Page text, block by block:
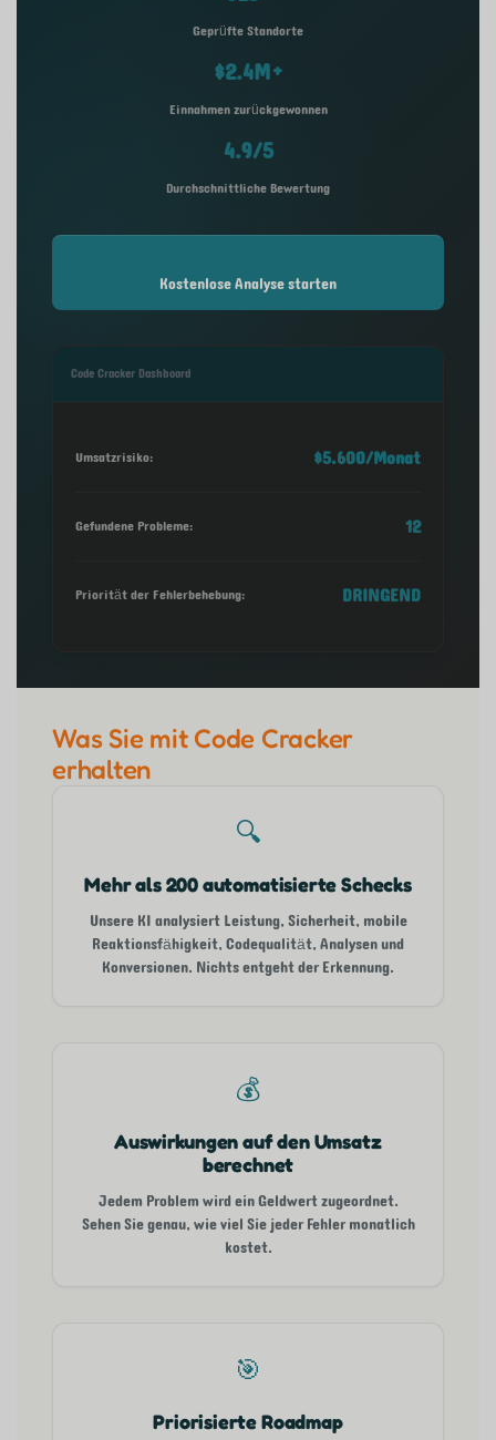
Geprüfte Standorte
$2.4M+
Einnahmen zurückgewonnen
4.9/5
Durchschnittliche Bewertung
Kostenlose Analyse starten
Code Cracker Dashboard
Umsatzrisiko: $5.600/Monat
Gefundene Probleme: 12
Priorität der Fehlerbehebung: DRINGEND
Was Sie mit Code Cracker
erhalten
🔍
Mehr als 200 automatisierte Schecks
Unsere KI analysiert Leistung, Sicherheit, mobile
Reaktionsfähigkeit, Codequalität, Analysen und
Konversionen. Nichts entgeht der Erkennung.
💰
Auswirkungen auf den Umsatz
berechnet
Jedem Problem wird ein Geldwert zugeordnet.
Sehen Sie genau, wie viel Sie jeder Fehler monatlich
kostet.
🎯
Priorisierte Roadmap